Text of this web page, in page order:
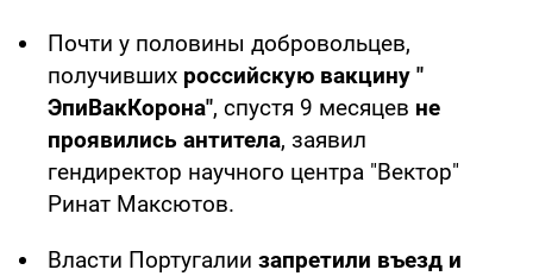
Почти у половины добровольцев,
получивших российскую вакцину "
ЭпиВакКорона", спустя 9 месяцев не
проявились антитела, заявил
гендиректор научного центра "Вектор"
Ринат Максютов.
Власти Португалии запретили въезд и